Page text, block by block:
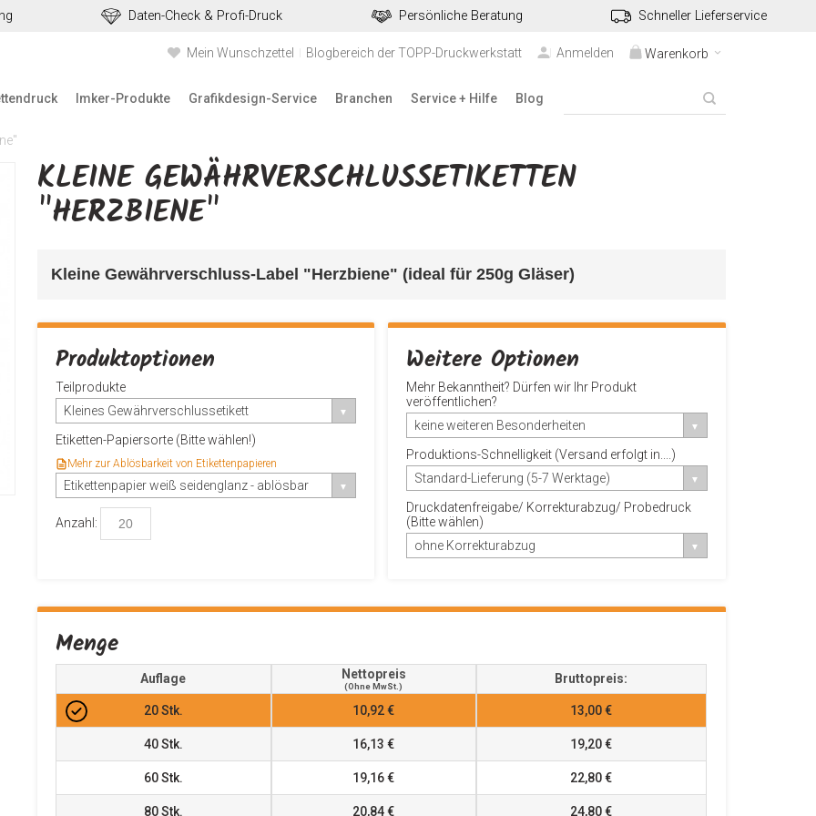
Daten-Check & Profi-Druck Persönliche Beratung Schneller Lieferservice
Warenkorb
Mein Wunschzettel Blogbereich der TOPP-Druckwerkstatt Anmelden
Imker-Produkte Grafikdesign-Service Branchen Service + Hilfe Blog
KLEINE GEWÄHRVERSCHLUSSETIKETTEN
"HERZBIENE"
Kleine Gewährverschluss-Label "Herzbiene" (ideal für 250g Gläser)
Produktoptionen
Teilprodukte
Kleines Gewährverschlussetikett
Etiketten-Papiersorte (Bitte wählen!)
Mehr zur Ablösbarkeit von Etikettenpapieren
Etikettenpapier weiß seidenglanz - ablösbar
Anzahl:
Weitere Optionen
Mehr Bekanntheit? Dürfen wir Ihr Produkt
veröffentlichen?
keine weiteren Besonderheiten
Produktions-Schnelligkeit (Versand erfolgt in....)
Standard-Lieferung (5-7 Werktage)
Druckdatenfreigabe/ Korrekturabzug/ Probedruck
(Bitte wählen)
ohne Korrekturabzug
Menge
Auflage Nettopreis
(ohne MwSt.)
Bruttopreis:
20Stk. 10,92 € 13,00 €
40Stk. 16,13 € 19,20 €
60Stk. 19,16 € 22,80 €
80Stk. 20,84 € 24,80 €